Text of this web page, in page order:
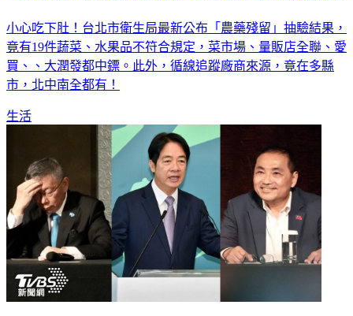
小心吃下肚！台北市衛生局最新公布「農藥殘留」抽驗結果，
竟有19件蔬菜、水果品不符合規定，菜市場、量販店全聯、愛
買、、大潤發都中鏢。此外，循線追蹤廠商來源，竟在多縣
市，北中南全都有！
生活